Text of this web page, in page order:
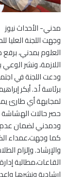
مدني- الأحداث نيوز
وجهت اللجنة العليا
العلوم بمدني، برفع
اللازمة، ونشر
ودعت اللجنة في
برئاسة أ.د. أبكر
لمجابهة أي طارئ
حصر حالات الهشاشة
ودمدني لضمان
كما وجهت،عمداء
والإرشاد. وإلزام
القاعات،مطالبة
ارشادية ونشرها